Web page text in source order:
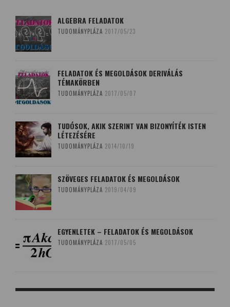
ALGEBRA FELADATOK
TUDOMÁNYPLÁZA 2017/05/23
FELADATOK ÉS MEGOLDÁSOK DERIVÁLÁS
TÉMAKÖRBEN
TUDOMÁNYPLÁZA 2017/05/07
TUDÓSOK, AKIK SZERINT VAN BIZONYÍTÉK ISTEN
LÉTEZÉSÉRE
TUDOMÁNYPLÁZA 2014/10/19
SZÖVEGES FELADATOK ÉS MEGOLDÁSOK
TUDOMÁNYPLÁZA 2019/04/09
EGYENLETEK – FELADATOK ÉS MEGOLDÁSOK
TUDOMÁNYPLÁZA 2017/05/05